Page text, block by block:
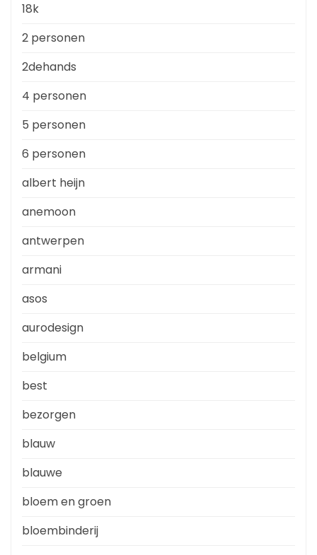
18k
2 personen
2dehands
4 personen
5 personen
6 personen
albert heijn
anemoon
antwerpen
armani
asos
aurodesign
belgium
best
bezorgen
blauw
blauwe
bloem en groen
bloembinderij